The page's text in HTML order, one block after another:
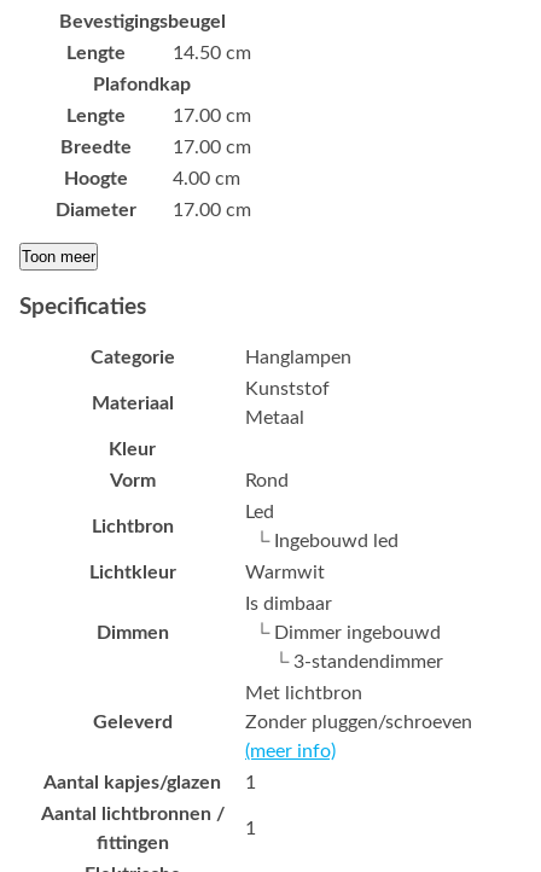
Bevestigingsbeugel
Lengte
14.50 cm
Plafondkap
Lengte
17.00 cm
Breedte
17.00 cm
Hoogte
4.00 cm
Diameter
17.00 cm
Toon meer
Specificaties
Categorie Hanglampen
Materiaal
Kunststof
Metaal
Kleur
Vorm
Rond
Lichtbron
Led
└ Ingebouwd led
Lichtkleur
Warmwit
Dimmen
Is dimbaar
└ Dimmer ingebouwd
└ 3-standendimmer
Geleverd
Met lichtbron
Zonder pluggen/schroeven
(meer info)
Aantal kapjes/glazen
1
Aantal lichtbronnen /
fittingen
1